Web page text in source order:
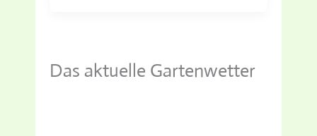
Das aktuelle Gartenwetter